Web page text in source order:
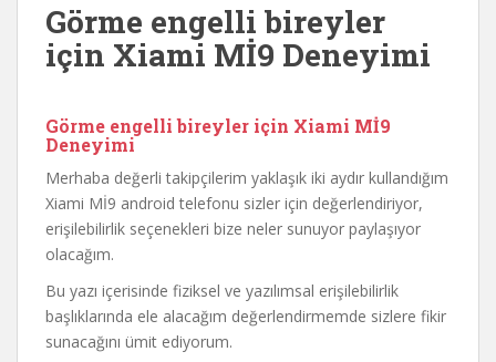
Görme engelli bireyler
için Xiami Mİ9 Deneyimi
Görme engelli bireyler için Xiami Mİ9
Deneyimi
Merhaba değerli takipçilerim yaklaşık iki aydır kullandığım
Xiami Mİ9 android telefonu sizler için değerlendiriyor,
erişilebilirlik seçenekleri bize neler sunuyor paylaşıyor
olacağım.
Bu yazı içerisinde fiziksel ve yazılımsal erişilebilirlik
başlıklarında ele alacağım değerlendirmemde sizlere fikir
sunacağını ümit ediyorum.